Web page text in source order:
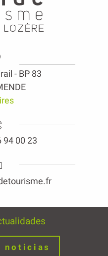
- BP 83
94 00 23
noticias